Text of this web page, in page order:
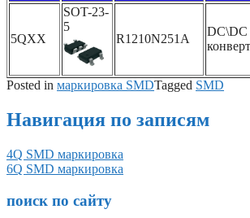
5QXX
SOT-23-
5
R1210N251A
DC\DC
Posted in маркировка SMDTagged SMD
Навигация по записям
4Q SMD маркировка
6Q SMD маркировка
поиск по сайту